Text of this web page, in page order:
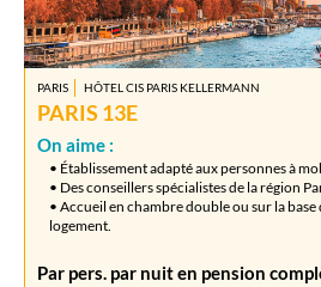
PARIS HÔTEL CIS PARIS KELLERMANN
PARIS 13E
On aime :
• Établissement adapté aux personnes à
• Des conseillers spécialistes de la région
• Accueil en chambre double ou sur la
logement.
Par pers. par nuit en pension